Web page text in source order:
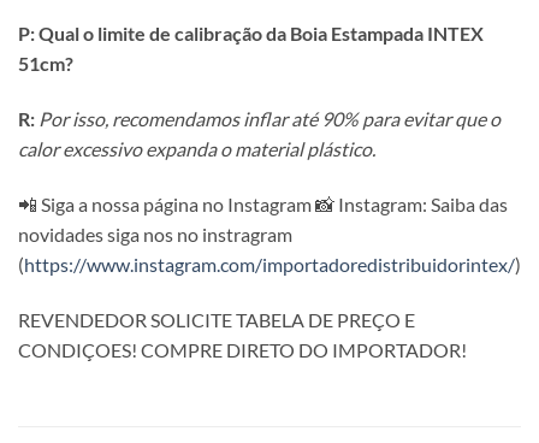
P: Qual o limite de calibração da Boia Estampada INTEX
51cm?
R: Por isso, recomendamos inflar até 90% para evitar que o
calor excessivo expanda o material plástico.
📲 Siga a nossa página no Instagram 📸 Instagram: Saiba das
novidades siga nos no instragram
(https://www.instagram.com/importadoredistribuidorintex/)
REVENDEDOR SOLICITE TABELA DE PREÇO E
CONDIÇOES! COMPRE DIRETO DO IMPORTADOR!